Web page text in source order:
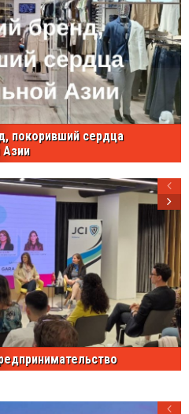
покоривший сердца
Азии